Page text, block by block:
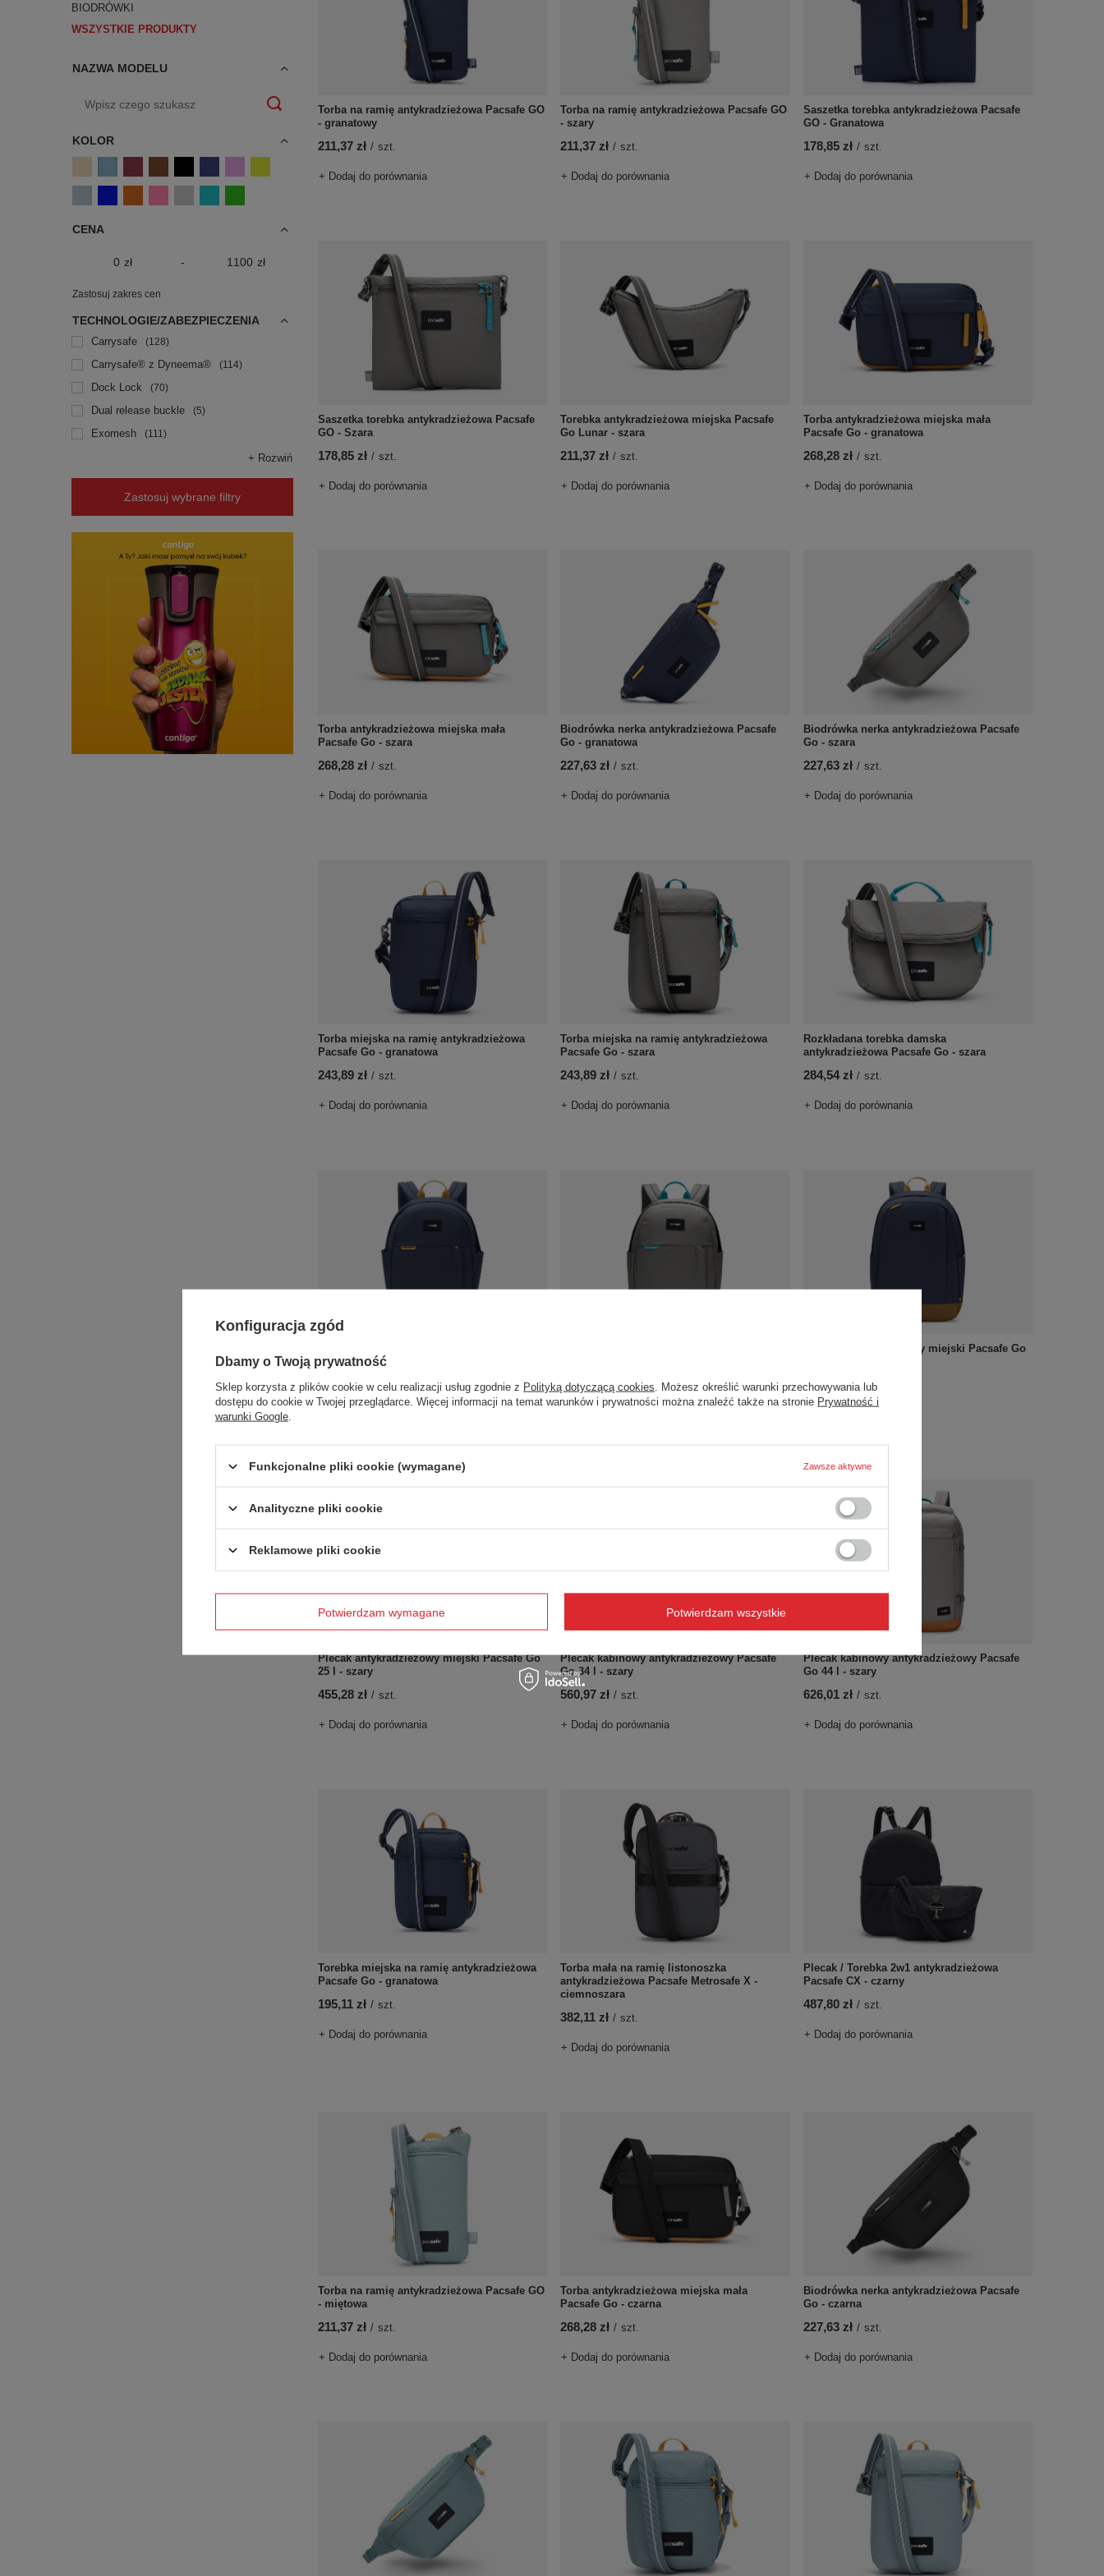
BIODRÓWKI
WSZYSTKIE PRODUKTY
NAZWA MODELU
KOLOR
CENA
zł - zł
Zastosuj zakres cen
TECHNOLOGIE/ZABEZPIECZENIA
Carrysafe 128
Carrysafe® z Dyneema® 114
Dock Lock 70
Dual release buckle 5
Exomesh 111
+ Rozwiń
Zastosuj wybrane filtry
Torba na ramię antykradzieżowa Pacsafe GO
- granatowy
211,37 zł / szt.
+ Dodaj do porównania
Torba na ramię antykradzieżowa Pacsafe GO
- szary
211,37 zł / szt.
+ Dodaj do porównania
Saszetka torebka antykradzieżowa Pacsafe
GO - Granatowa
178,85 zł / szt.
+ Dodaj do porównania
Saszetka torebka antykradzieżowa Pacsafe
GO - Szara
178,85 zł / szt.
+ Dodaj do porównania
Torebka antykradzieżowa miejska Pacsafe
Go Lunar - szara
211,37 zł / szt.
+ Dodaj do porównania
Torba antykradzieżowa miejska mała
Pacsafe Go - granatowa
268,28 zł / szt.
+ Dodaj do porównania
Torba antykradzieżowa miejska mała
Pacsafe Go - szara
268,28 zł / szt.
+ Dodaj do porównania
Biodrówka nerka antykradzieżowa Pacsafe
Go - granatowa
227,63 zł / szt.
+ Dodaj do porównania
Biodrówka nerka antykradzieżowa Pacsafe
Go - szara
227,63 zł / szt.
+ Dodaj do porównania
Torba miejska na ramię antykradzieżowa
Pacsafe Go - granatowa
243,89 zł / szt.
+ Dodaj do porównania
Torba miejska na ramię antykradzieżowa
Pacsafe Go - szara
243,89 zł / szt.
+ Dodaj do porównania
Rozkładana torebka damska
antykradzieżowa Pacsafe Go - szara
284,54 zł / szt.
+ Dodaj do porównania
15 l - granatowy
382,11 zł / szt. 382,11 zł / szt.
Plecak antykradzieżowy miejski Pacsafe Go
455,28 zł / szt.
Plecak antykradzieżowy miejski Pacsafe Go
25 l - szary
455,28 zł / szt.
+ Dodaj do porównania
Plecak kabinowy antykradzieżowy Pacsafe
Go 34 l - szary
560,97 zł / szt.
+ Dodaj do porównania
Plecak kabinowy antykradzieżowy Pacsafe
Go 44 l - szary
626,01 zł / szt.
+ Dodaj do porównania
Torebka miejska na ramię antykradzieżowa
Pacsafe Go - granatowa
195,11 zł / szt.
+ Dodaj do porównania
Torba mała na ramię listonoszka
antykradzieżowa Pacsafe Metrosafe X -
ciemnoszara
382,11 zł / szt.
+ Dodaj do porównania
Plecak / Torebka 2w1 antykradzieżowa
Pacsafe CX - czarny
487,80 zł / szt.
+ Dodaj do porównania
Torba na ramię antykradzieżowa Pacsafe GO
- miętowa
211,37 zł / szt.
+ Dodaj do porównania
Torba antykradzieżowa miejska mała
Pacsafe Go - czarna
268,28 zł / szt.
+ Dodaj do porównania
Biodrówka nerka antykradzieżowa Pacsafe
Go - czarna
227,63 zł / szt.
+ Dodaj do porównania
Konfiguracja zgód
Dbamy o Twoją prywatność
Sklep korzysta z plików cookie w celu realizacji usług zgodnie z Polityką dotyczącą cookies . Możesz określić warunki przechowywania lub
dostępu do cookie w Twojej przeglądarce. Więcej informacji na temat warunków i prywatności można znaleźć także na stronie Prywatność i
warunki Google
Funkcjonalne pliki cookie (wymagane) Zawsze aktywne
Analityczne pliki cookie
Reklamowe pliki cookie
Potwierdzam wymagane Potwierdzam wszystkie